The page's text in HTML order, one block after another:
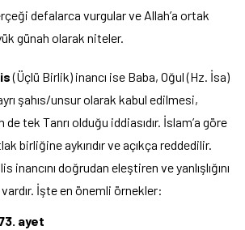
defalarca vurgular ve Allah’a ortak
günah olarak niteler.
(Üçlü Birlik) inancı ise Baba, Oğul (Hz. İsa)
şahıs/unsur olarak kabul edilmesi,
de tek Tanrı olduğu iddiasıdır. İslam’a göre
birliğine aykırıdır ve açıkça reddedilir.
inancını doğrudan eleştiren ve yanlışlığını
İşte en önemli örnekler:
ayet